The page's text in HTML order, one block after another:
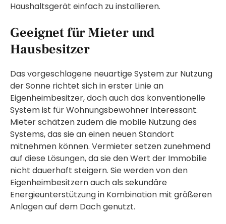
Haushaltsgerät einfach zu installieren.
Geeignet für Mieter und
Hausbesitzer
Das vorgeschlagene neuartige System zur Nutzung
der Sonne richtet sich in erster Linie an
Eigenheimbesitzer, doch auch das konventionelle
System ist für Wohnungsbewohner interessant.
Mieter schätzen zudem die mobile Nutzung des
Systems, das sie an einen neuen Standort
mitnehmen können. Vermieter setzen zunehmend
auf diese Lösungen, da sie den Wert der Immobilie
nicht dauerhaft steigern. Sie werden von den
Eigenheimbesitzern auch als sekundäre
Energieunterstützung in Kombination mit größeren
Anlagen auf dem Dach genutzt.